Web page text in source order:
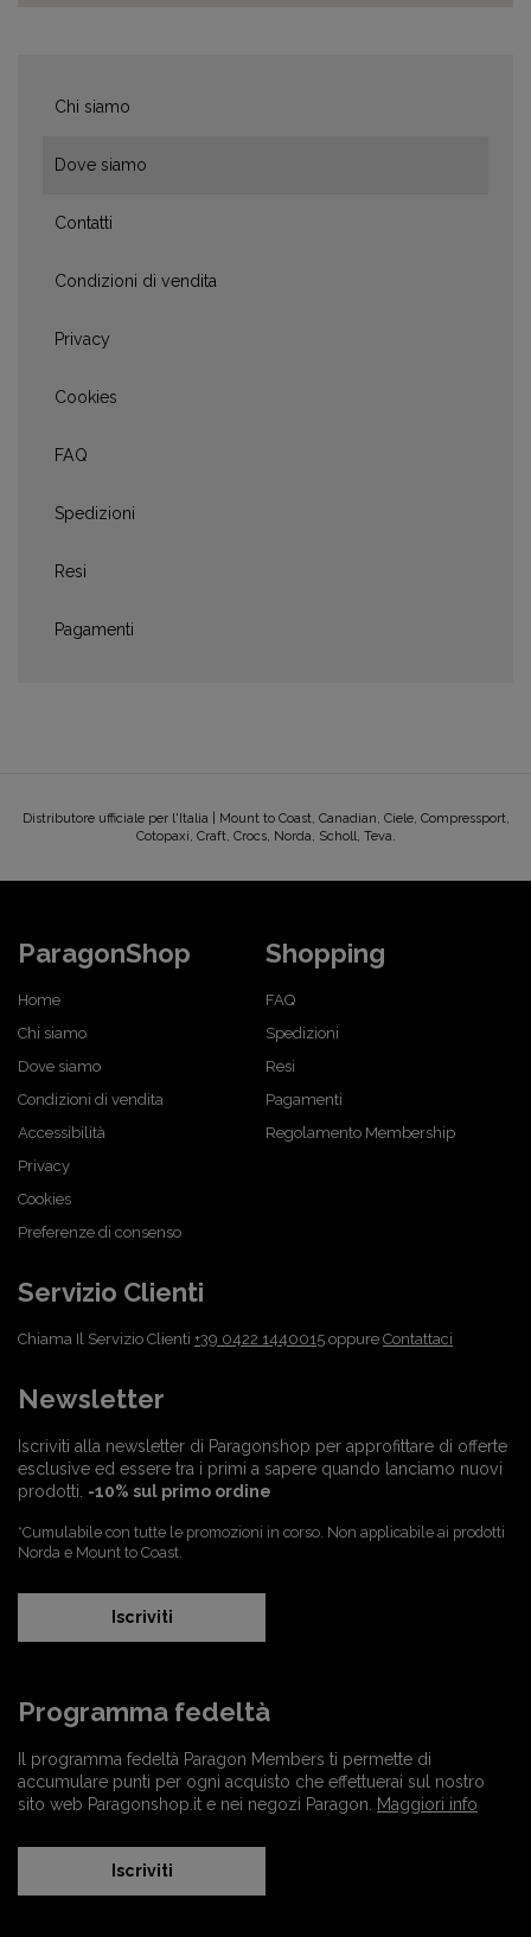
Chi siamo
Dove siamo
Contatti
Condizioni di vendita
Privacy
Cookies
FAQ
Spedizioni
Resi
Pagamenti
Distributore ufficiale per l'Italia | Mount to Coast, Canadian, Ciele, Compressport,
Cotopaxi, Craft, Crocs, Norda, Scholl, Teva.
ParagonShop
Home
Chi siamo
Dove siamo
Condizioni di vendita
Accessibilità
Privacy
Cookies
Preferenze di consenso
Shopping
FAQ
Spedizioni
Resi
Pagamenti
Regolamento Membership
Servizio Clienti
Chiama Il Servizio Clienti +39 0422 1440015 oppure Contattaci
Newsletter
Iscriviti alla newsletter di Paragonshop per approfittare di offerte
esclusive ed essere tra i primi a sapere quando lanciamo nuovi
prodotti. -10% sul primo ordine
*Cumulabile con tutte le promozioni in corso. Non applicabile ai prodotti
Norda e Mount to Coast.
Iscriviti
Programma fedeltà
Il programma fedeltà Paragon Members ti permette di
accumulare punti per ogni acquisto che effettuerai sul nostro
sito web Paragonshop.it e nei negozi Paragon.
Maggiori info
Iscriviti